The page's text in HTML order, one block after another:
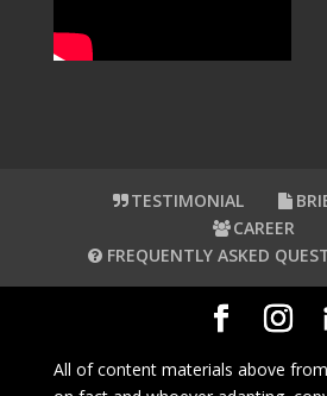
TESTIMONIAL
CAREER
FREQUENTLY ASKED
All of content materials above